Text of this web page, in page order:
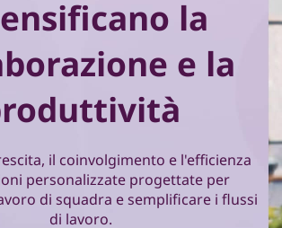
la
e la
il coinvolgimento e l'efficienza
personalizzate progettate per
di squadra e semplificare i flussi
di lavoro.